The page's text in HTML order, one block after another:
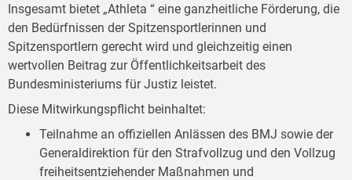
Insgesamt bietet „Athleta “ eine ganzheitliche Förderung, die
den Bedürfnissen der Spitzensportlerinnen und
Spitzensportlern gerecht wird und gleichzeitig einen
wertvollen Beitrag zur Öffentlichkeitsarbeit des
Bundesministeriums für Justiz leistet.
Diese Mitwirkungspflicht beinhaltet:
Teilnahme an offiziellen Anlässen des BMJ sowie der
Generaldirektion für den Strafvollzug und den Vollzug
freiheitsentziehender Maßnahmen und